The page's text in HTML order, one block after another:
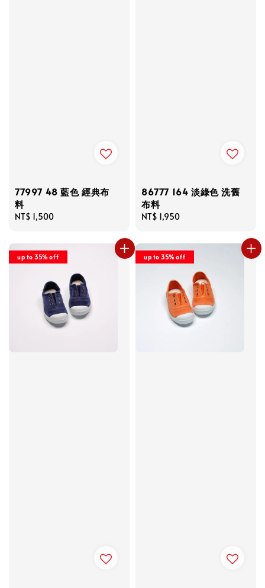
77997 48 藍色 經典布
料
Regular
NT$ 1,500
86777 164 淡綠色 洗舊
布料
Regular
NT$ 1,950
up to 35% off up to 35% off